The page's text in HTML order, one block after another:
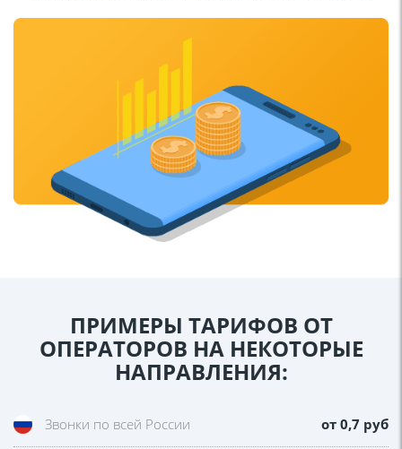
ПРИМЕРЫ ТАРИФОВ ОТ
ОПЕРАТОРОВ НА НЕКОТОРЫЕ
НАПРАВЛЕНИЯ:
Звонки по всей России от 0,7 руб